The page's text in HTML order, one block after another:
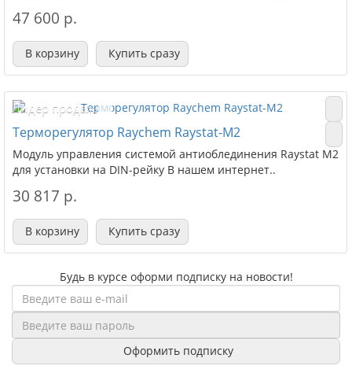
47 600 р.
В корзину Купить сразу
Лидер продаж!
Терморегулятор Raychem Raystat-M2
Модуль управления системой антиоблединения Raystat M2
для установки на DIN-рейку В нашем интернет..
30 817 р.
В корзину Купить сразу
Будь в курсе оформи подписку на новости!
Оформить подписку